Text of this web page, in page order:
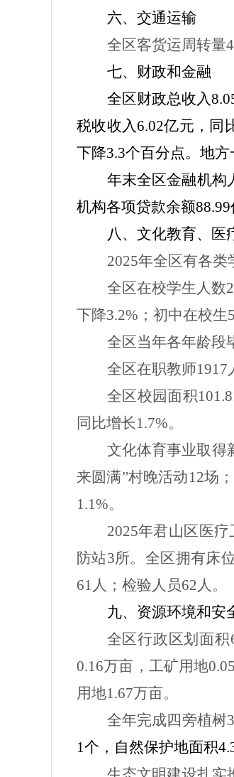
六、交通运输
全区客货运周转量
七、财政和金融
全区财政总收入
税收收入6.02亿元，同
下降3.3个百分点。地
年末全区金融机构
机构各项贷款余额88.99
八、文化教育、医
2025年全区有各类
全区在校学生人数
下降3.2% ；初中在校生
全区当年各年龄段
全区在职教师1917
全区校园面积
同比增长1.7%。
文化体育事业取得
来圆满”村晚活动12场
1.1%。
2025年君山区医疗
防站3所。全区拥有床
61 人；检验人员62人。
九、资源环境和安
全区行政区划面积
0.16万亩，工矿用地0.05
用地1.67万亩。
全年完成四旁植树
1个，自然保护地面积